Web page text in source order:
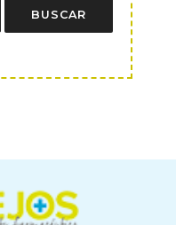
BUSCAR